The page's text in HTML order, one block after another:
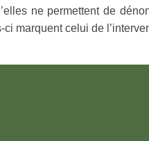
ne permettent de
ci marquent celui de